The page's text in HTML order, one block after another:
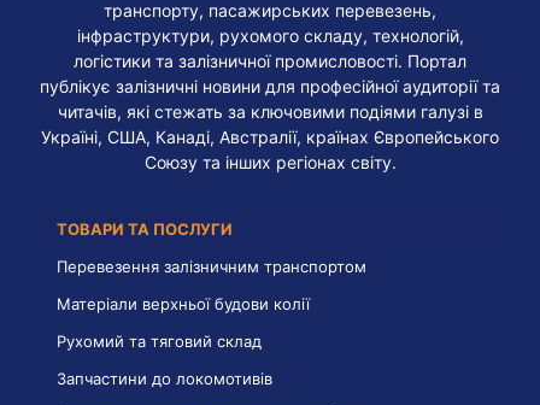
транспорту, пасажирських перевезень,
інфраструктури, рухомого складу, технологій,
логістики та залізничної промисловості. Портал
публікує залізничні новини для професійної аудиторії та
читачів, які стежать за ключовими подіями галузі в
Україні, США, Канаді, Австралії, країнах Європейського
Союзу та інших регіонах світу.
ТОВАРИ ТА ПОСЛУГИ
Перевезення залізничним транспортом
Матеріали верхньої будови колії
Рухомий та тяговий склад
Запчастини до локомотивів